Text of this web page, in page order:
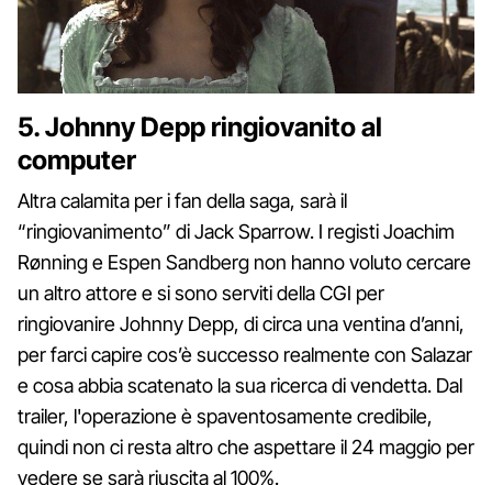
5. Johnny Depp ringiovanito al
computer
Altra calamita per i fan della saga, sarà il
“ringiovanimento” di Jack Sparrow. I registi Joachim
Rønning e Espen Sandberg non hanno voluto cercare
un altro attore e si sono serviti della CGI per
ringiovanire Johnny Depp, di circa una ventina d’anni,
per farci capire cos’è successo realmente con Salazar
e cosa abbia scatenato la sua ricerca di vendetta. Dal
trailer, l'operazione è spaventosamente credibile,
quindi non ci resta altro che aspettare il 24 maggio per
vedere se sarà riuscita al 100%.